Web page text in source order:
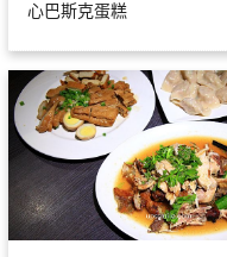
心巴斯克蛋糕